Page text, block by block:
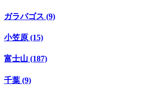
ガラパゴス (9)
小笠原 (15)
富士山 (187)
千葉 (9)